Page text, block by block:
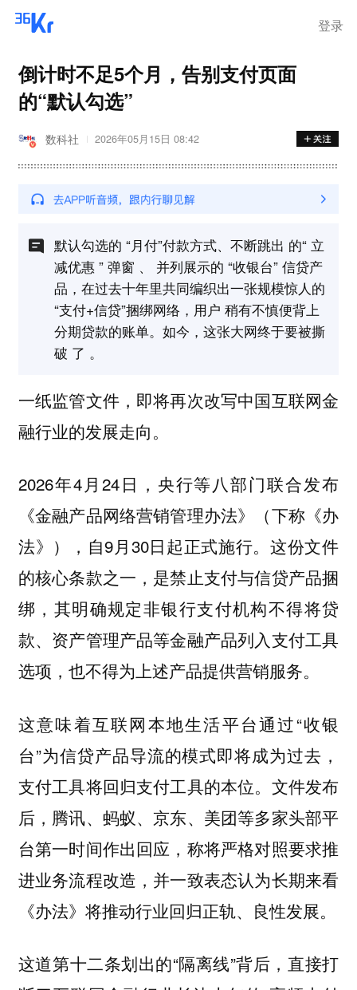
登录
倒计时不足5个月，告别支付页面
的“默认勾选”
数科社 2026年05月15日 08:42
默认勾选的 “月付”付款方式、不断跳出 的“ 立
减优惠 ” 弹窗 、 并列展示的 “收银台” 信贷产
品，在过去十年里共同编织出一张规模惊人的
“支付+信贷”捆绑网络，用户 稍有不慎便背上
分期贷款的账单。如今，这张大网终于要被撕
破 了 。
一纸监管文件，即将再次改写中国互联网金
融行业的发展走向。
2026年4月24日，央行等八部门联合发布
《金融产品网络营销管理办法》（下称《办
法》），自9月30日起正式施行。这份文件
的核心条款之一，是禁止支付与信贷产品捆
绑，其明确规定非银行支付机构不得将贷
款、资产管理产品等金融产品列入支付工具
选项，也不得为上述产品提供营销服务。
这意味着互联网本地生活平台通过“收银
台”为信贷产品导流的模式即将成为过去，
支付工具将回归支付工具的本位。文件发布
后，腾讯、蚂蚁、京东、美团等多家头部平
台第一时间作出回应，称将严格对照要求推
进业务流程改造，并一致表态认为长期来看
《办法》将推动行业回归正轨、良性发展。
这道第十二条划出的“隔离线”背后，直接打